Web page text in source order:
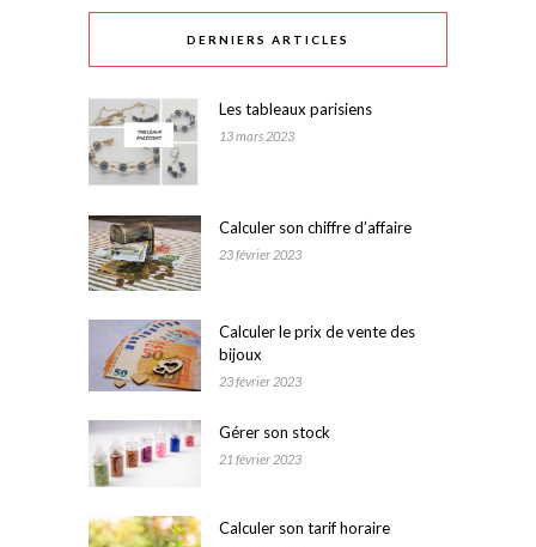
DERNIERS ARTICLES
Les tableaux parisiens
13 mars 2023
Calculer son chiffre d’affaire
23 février 2023
Calculer le prix de vente des
bijoux
23 février 2023
Gérer son stock
21 février 2023
Calculer son tarif horaire